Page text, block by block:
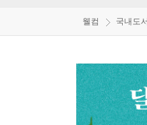
웰컴 국내도서